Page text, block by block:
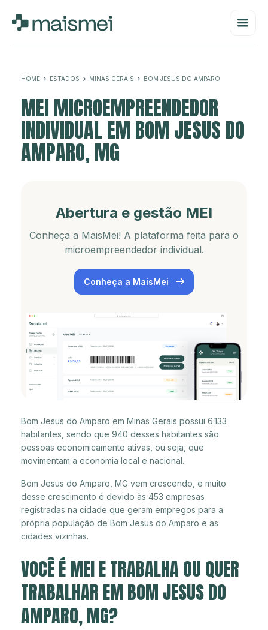
HOME ESTADOS MINAS GERAIS BOM JESUS DO AMPARO
MEI MICROEMPREENDEDOR
INDIVIDUAL EM BOM JESUS DO
AMPARO, MG
Abertura e gestão MEI
Conheça a MaisMei! A plataforma feita para o
microempreendedor individual.
Conheça a MaisMei
Bom Jesus do Amparo em Minas Gerais possui 6.133
habitantes, sendo que 940 desses habitantes são
pessoas economicamente ativas, ou seja, que
movimentam a economia local e nacional.
Bom Jesus do Amparo, MG vem crescendo, e muito
desse crescimento é devido às 453 empresas
registradas na cidade que geram empregos para a
própria população de Bom Jesus do Amparo e as
cidades vizinhas.
VOCÊ É MEI E TRABALHA OU QUER
TRABALHAR EM BOM JESUS DO
AMPARO, MG?